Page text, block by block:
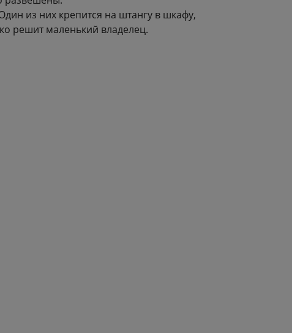
из них крепится на штангу в шкафу,
решит маленький владелец.